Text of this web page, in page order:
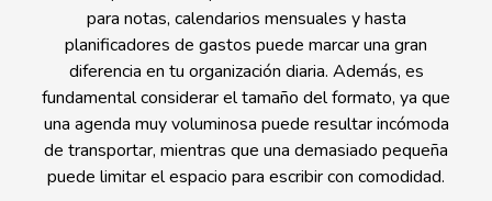
para notas, calendarios mensuales y hasta
planificadores de gastos puede marcar una gran
diferencia en tu organización diaria. Además, es
fundamental considerar el tamaño del formato, ya que
una agenda muy voluminosa puede resultar incómoda
de transportar, mientras que una demasiado pequeña
puede limitar el espacio para escribir con comodidad.